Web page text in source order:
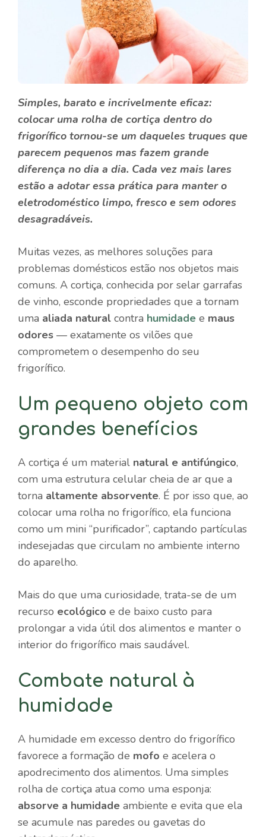
Simples, barato e incrivelmente eficaz:
colocar uma rolha de cortiça dentro do
frigorífico tornou-se um daqueles truques que
parecem pequenos mas fazem grande
diferença no dia a dia. Cada vez mais lares
estão a adotar essa prática para manter o
eletrodoméstico limpo, fresco e sem odores
desagradáveis.
Muitas vezes, as melhores soluções para
problemas domésticos estão nos objetos mais
comuns. A cortiça, conhecida por selar garrafas
de vinho, esconde propriedades que a tornam
uma aliada natural contra humidade e maus
odores — exatamente os vilões que
comprometem o desempenho do seu
frigorífico.
Um pequeno objeto com
grandes benefícios
A cortiça é um material natural e antifúngico,
com uma estrutura celular cheia de ar que a
torna altamente absorvente. É por isso que, ao
colocar uma rolha no frigorífico, ela funciona
como um mini “purificador”, captando partículas
indesejadas que circulam no ambiente interno
do aparelho.
Mais do que uma curiosidade, trata-se de um
recurso ecológico e de baixo custo para
prolongar a vida útil dos alimentos e manter o
interior do frigorífico mais saudável.
Combate natural à
humidade
A humidade em excesso dentro do frigorífico
favorece a formação de mofo e acelera o
apodrecimento dos alimentos. Uma simples
rolha de cortiça atua como uma esponja:
absorve a humidade ambiente e evita que ela
se acumule nas paredes ou gavetas do